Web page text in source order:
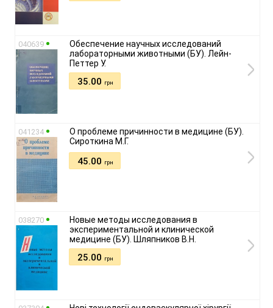
040639
Обеспечение научных исследований
лабораторными животными (БУ). Лейн-
Петтер У.
35.00 грн
041234
О проблеме причинности в медицине (БУ).
Сироткина М.Г.
45.00 грн
038270
Новые методы исследования в
экспериментальной и клинической
медицине (БУ). Шляпников В.Н.
25.00 грн